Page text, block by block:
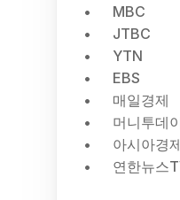
MBC
JTBC
YTN
EBS
매일경제
머니투데
아시아경
연한뉴스